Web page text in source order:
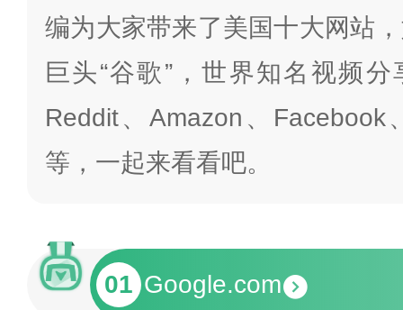
编为大家带来了美国十大网站
巨头“谷歌”，世界知名视频分
Reddit、Amazon、Facebook
等，一起来看看吧。
01 Google.com